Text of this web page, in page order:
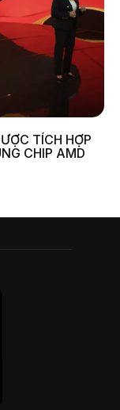
TÍCH HỢP
CHIP AMD